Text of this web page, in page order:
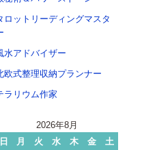
ロットリーディングマスタ
水アドバイザー
欧式整理収納プランナー
ラリウム作家
2026年8月
日
月 火 水 木 金
土